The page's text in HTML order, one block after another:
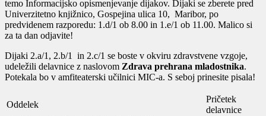
temo Informacijsko opismenjevanje dijakov. Dijaki se zberete pred
Univerzitetno knjižnico, Gospejina ulica 10, Maribor, po
predvidenem razporedu: 1.d/1 ob 8.00 in 1.e/1 ob 11.00. Malico si
za ta dan odjavite!
Dijaki 2.a/1, 2.b/1 in 2.c/1 se boste v okviru zdravstvene vzgoje,
udeležili delavnice z naslovom Zdrava prehrana mladostnika.
Potekala bo v amfiteaterski učilnici MIC-a. S seboj prinesite pisala!
Oddelek
Pričetek
delavnice